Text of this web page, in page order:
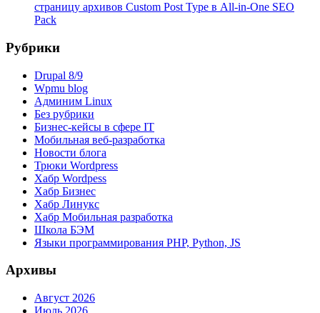
страницу архивов Custom Post Type в All-in-One SEO
Pack
Рубрики
Drupal 8/9
Wpmu blog
Админим Linux
Без рубрики
Бизнес-кейсы в сфере IT
Мобильная веб-разработка
Новости блога
Трюки Wordpress
Хабр Wordpess
Хабр Бизнес
Хабр Линукс
Хабр Мобильная разработка
Школа БЭМ
Языки программирования PHP, Python, JS
Архивы
Август 2026
Июль 2026